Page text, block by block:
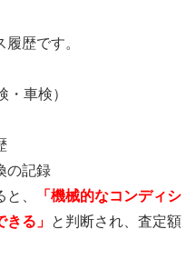
歴です。
・車検）
の記録
、
「機械的なコンディシ
る」 と判断され、査定額